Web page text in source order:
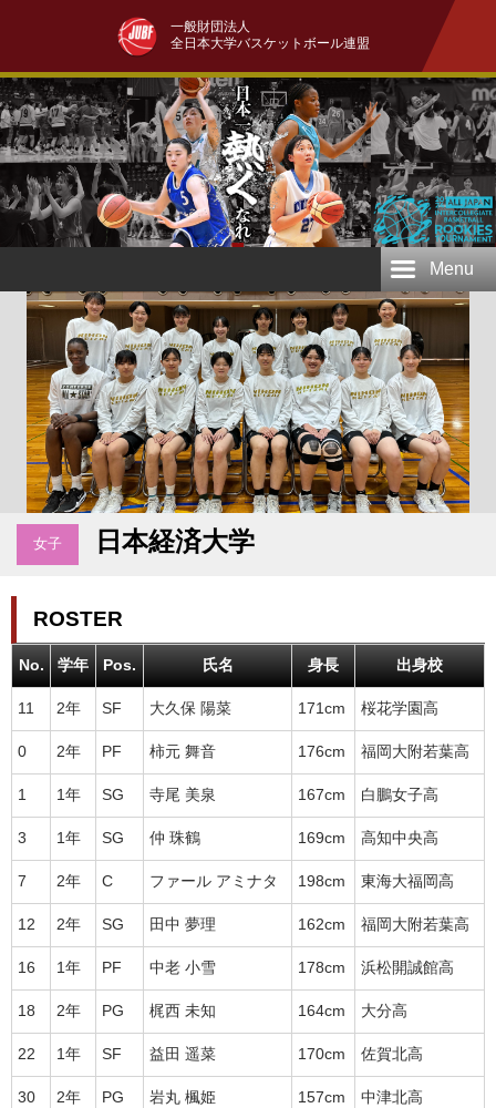
一般財団法人
全日本大学バスケットボール連盟
Menu
女子 日本経済大学
ROSTER
No. 学年 Pos. 氏名 身長 出身校
11 2年 SF 大久保 陽菜 171cm 桜花学園高
0 2年 PF 柿元 舞音 176cm 福岡大附若葉高
1 1年 SG 寺尾 美泉 167cm 白鵬女子高
3 1年 SG 仲 珠鶴 169cm 高知中央高
7 2年 C ファール アミナタ 198cm 東海大福岡高
12 2年 SG 田中 夢理 162cm 福岡大附若葉高
16 1年 PF 中老 小雪 178cm 浜松開誠館高
18 2年 PG 梶西 未知 164cm 大分高
22 1年 SF 益田 遥菜 170cm 佐賀北高
30 2年 PG 岩丸 楓姫 157cm 中津北高